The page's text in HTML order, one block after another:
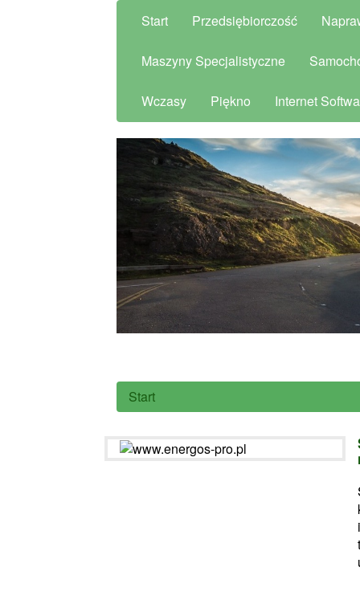
Start Przedsiębiorczość
Maszyny Specjalistyczne
Wczasy Piękno Internet
Start